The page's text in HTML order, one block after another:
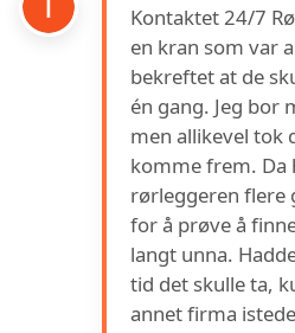
Kontaktet 24/7
en kran som var
bekreftet at de
én gang. Jeg bor
men allikevel tok
komme frem. Da
rørleggeren flere
for å prøve å
langt unna.
tid det skulle ta,
annet firma